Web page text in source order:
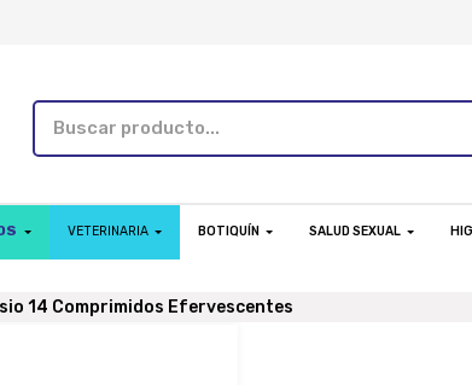
VETERINARIA BOTIQUÍN SALUD SEXUAL
14 Comprimidos Efervescentes